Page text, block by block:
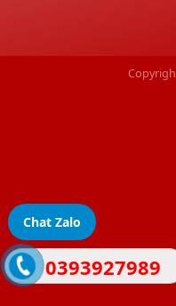
Chat Zalo
0393927989